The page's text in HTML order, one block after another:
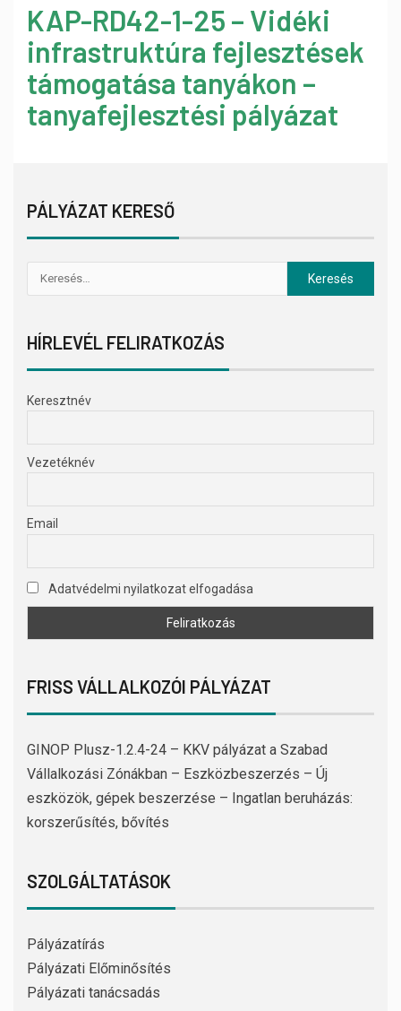
KAP-RD42-1-25 – Vidéki
infrastruktúra fejlesztések
támogatása tanyákon –
tanyafejlesztési pályázat
PÁLYÁZAT KERESŐ
HÍRLEVÉL FELIRATKOZÁS
Keresztnév
Vezetéknév
Email
Adatvédelmi nyilatkozat elfogadása
FRISS VÁLLALKOZÓI PÁLYÁZAT
GINOP Plusz-1.2.4-24 – KKV pályázat a Szabad
Vállalkozási Zónákban – Eszközbeszerzés – Új
eszközök, gépek beszerzése – Ingatlan beruházás:
korszerűsítés, bővítés
SZOLGÁLTATÁSOK
Pályázatírás
Pályázati Előminősítés
Pályázati tanácsadás